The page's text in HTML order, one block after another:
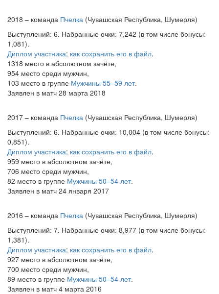
2018 – команда Пчелка (Чувашская Республика, Шумерля)
Выступлений: 6. Набранные очки: 7,242 (в том числе бонусы:
1,081).
Диплом участника; как сохранить его в файл.
1318 место в абсолютном зачёте,
954 место среди мужчин,
103 место в группе Мужчины 55–59 лет.
Заявлен в матч 28 марта 2018
2017 – команда Пчелка (Чувашская Республика, Шумерля)
Выступлений: 6. Набранные очки: 10,004 (в том числе бонусы:
0,851).
Диплом участника; как сохранить его в файл.
959 место в абсолютном зачёте,
706 место среди мужчин,
82 место в группе Мужчины 50–54 лет.
Заявлен в матч 24 января 2017
2016 – команда Пчелка (Чувашская Республика, Шумерля)
Выступлений: 7. Набранные очки: 8,977 (в том числе бонусы:
1,381).
Диплом участника; как сохранить его в файл.
927 место в абсолютном зачёте,
700 место среди мужчин,
89 место в группе Мужчины 50–54 лет.
Заявлен в матч 4 марта 2016